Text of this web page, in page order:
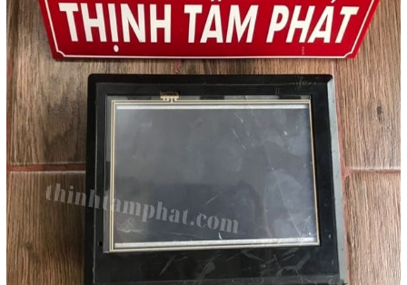
Sửa chữa PLC
Sửa chữa màn hình HMI
Sửa Bộ điều khiển Servo, Bộ
điều khiển motor bước
Sửa chữa bộ nguồn
Sửa motor - Quấn motor
Sửa Cân Điện Tử
Lập trình PLC
Lập trình màn hình HMI